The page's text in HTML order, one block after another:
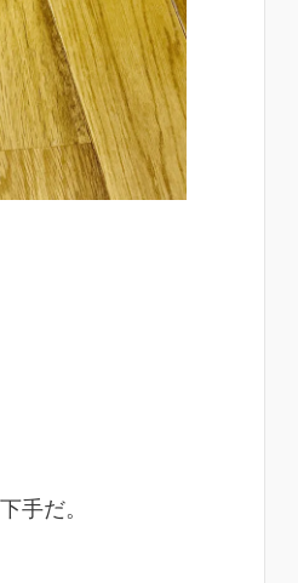
手だ。